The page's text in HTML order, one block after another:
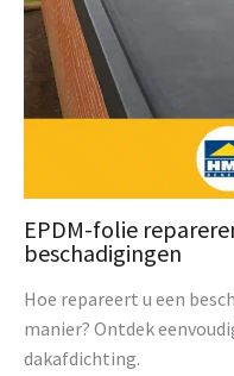
EPDM-folie
beschadigingen
Hoe repareert u een
manier? Ontdek
dakafdichting.